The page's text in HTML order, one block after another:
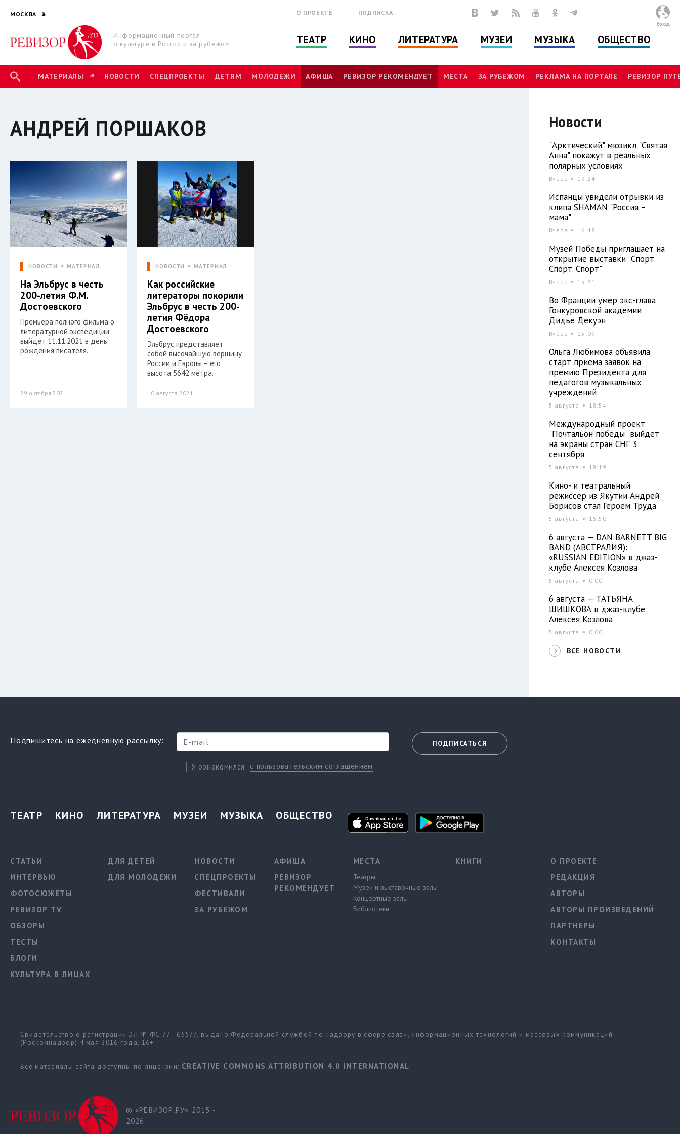
МОСКВА
Информационный портал
о культуре в России и за рубежом
О ПРОЕКТЕ ПОДПИСКА
ТЕАТР КИНО ЛИТЕРАТУРА МУЗЕИ МУЗЫКА ОБЩЕСТВО
Вход
МАТЕРИАЛЫ НОВОСТИ СПЕЦПРОЕКТЫ ДЕТЯМ МОЛОДЕЖИ АФИША РЕВИЗОР РЕКОМЕНДУЕТ МЕСТА ЗА РУБЕЖОМ РЕКЛАМА НА ПОРТАЛЕ РЕВИЗОР
АНДРЕЙ ПОРШАКОВ
НОВОСТИ МАТЕРИАЛ
На Эльбрус в честь
200-летия Ф.М.
Достоевского
Премьера полного фильма о
литературной экспедиции
выйдет 11.11.2021 в день
рождения писателя.
29 октября 2021
НОВОСТИ МАТЕРИАЛ
Как российские
литераторы покорили
Эльбрус в честь 200-
летия Фёдора
Достоевского
Эльбрус представляет
собой высочайшую вершину
России и Европы – его
высота 5642 метра.
10 августа 2021
Новости
"Арктический" мюзикл "Святая
Анна" покажут в реальных
полярных условиях
Вчера 19:24
Испанцы увидели отрывки из
клипа SHAMAN "Россия –
мама"
Вчера 16:48
Музей Победы приглашает на
открытие выставки "Спорт.
Спорт. Спорт"
Вчера 15:31
Во Франции умер экс-глава
Гонкуровской академии
Дидье Декуэн
Вчера 15:09
Ольга Любимова объявила
старт приема заявок на
премию Президента для
педагогов музыкальных
учреждений
5 августа 18:54
Международный проект
"Почтальон победы" выйдет
на экраны стран СНГ 3
сентября
5 августа 18:19
Кино- и театральный
режиссер из Якутии Андрей
Борисов стал Героем Труда
5 августа 16:50
6 августа — DAN BARNETT BIG
BAND (АВСТРАЛИЯ):
«RUSSIAN EDITION» в джаз-
клубе Алексея Козлова
5 августа 0:00
6 августа — ТАТЬЯНА
ШИШКОВА в джаз-клубе
Алексея Козлова
5 августа 0:00
ВСЕ НОВОСТИ
Подпишитесь на ежедневную рассылку:
Я ознакомился с пользовательским соглашением
ПОДПИСАТЬСЯ
ТЕАТР КИНО ЛИТЕРАТУРА МУЗЕИ МУЗЫКА ОБЩЕСТВО
СТАТЬИ
ИНТЕРВЬЮ
ФОТОСЮЖЕТЫ
РЕВИЗОР TV
ОБЗОРЫ
ТЕСТЫ
БЛОГИ
КУЛЬТУРА В ЛИЦАХ
ДЛЯ ДЕТЕЙ
ДЛЯ МОЛОДЕЖИ
НОВОСТИ
СПЕЦПРОЕКТЫ
ФЕСТИВАЛИ
ЗА РУБЕЖОМ
АФИША
РЕВИЗОР
РЕКОМЕНДУЕТ
МЕСТА
Театры
Музеи и выставочные залы
Концертные залы
Библиотеки
КНИГИ
О ПРОЕКТЕ
РЕДАКЦИЯ
АВТОРЫ
АВТОРЫ ПРОИЗВЕДЕНИЙ
ПАРТНЕРЫ
КОНТАКТЫ
Свидетельство о регистрации ЭЛ № ФС 77 - 65577, выдано Федеральной службой по надзору в сфере связи, информационных технологий и массовых коммуникаций
(Роскомнадзор) 4 мая 2016 года. 16+
Все материалы сайта доступны по лицензии: CREATIVE COMMONS ATTRIBUTION 4.0 INTERNATIONAL
© «РЕВИЗОР.РУ» 2015 -
2026